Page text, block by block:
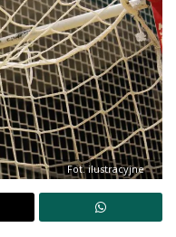
Fot. ilustracyjne